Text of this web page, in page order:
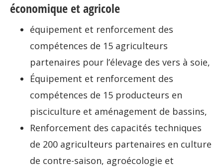
économique et agricole
équipement et renforcement des
compétences de 15 agriculteurs
partenaires pour l’élevage des vers à soie,
Équipement et renforcement des
compétences de 15 producteurs en
pisciculture et aménagement de bassins,
Renforcement des capacités techniques
de 200 agriculteurs partenaires en culture
de contre-saison, agroécologie et